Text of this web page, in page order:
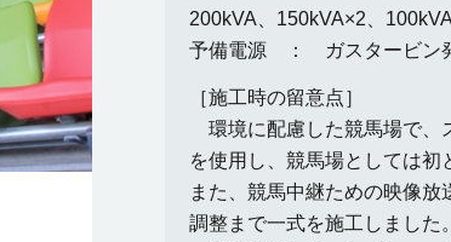
200kVA、150kVA×2、100kVA
予備電源 ： ガスタービン
［施工時の留意点］
環境に配慮した競馬場で、
を使用し、競馬場としては初
また、競馬中継ための映像
調整まで一式を施工しました。